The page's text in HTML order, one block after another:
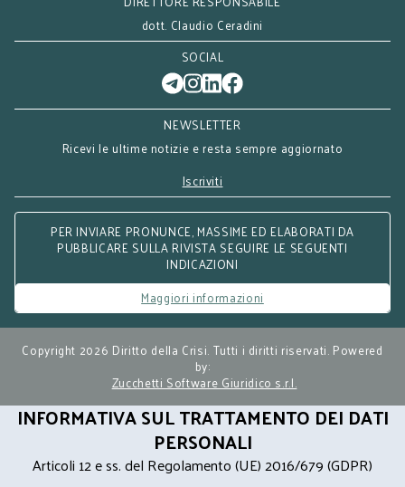
dott. Claudio Ceradini
SOCIAL
NEWSLETTER
Ricevi le ultime notizie e resta sempre aggiornato
Iscriviti
PER INVIARE PRONUNCE, MASSIME ED ELABORATI DA
PUBBLICARE SULLA RIVISTA SEGUIRE LE SEGUENTI
INDICAZIONI
Maggiori informazioni
Copyright 2026 Diritto della Crisi. Tutti i diritti riservati. Powered
by:
Zucchetti Software Giuridico s.r.l.
INFORMATIVA SUL TRATTAMENTO DEI DATI
PERSONALI
Articoli 12 e ss. del Regolamento (UE) 2016/679 (GDPR)